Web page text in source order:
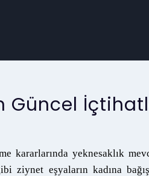
Güncel
kararlarında yeknesaklık
ziynet eşyaların kadına